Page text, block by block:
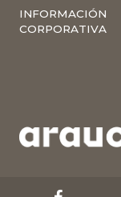
INFORMACIÓN
CORPORATIVA